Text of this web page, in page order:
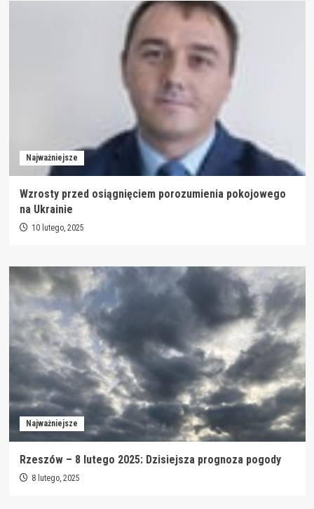
Najważniejsze
Wzrosty przed osiągnięciem porozumienia pokojowego
na Ukrainie
10 lutego, 2025
Najważniejsze
Rzeszów – 8 lutego 2025: Dzisiejsza prognoza pogody
8 lutego, 2025